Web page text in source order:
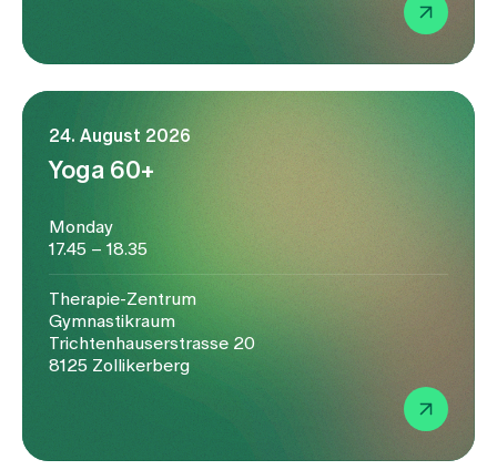
24. August 2026
Yoga 60+
Monday
17.45 – 18.35
Therapie-Zentrum
Gymnastikraum
Trichtenhauserstrasse 20
8125 Zollikerberg